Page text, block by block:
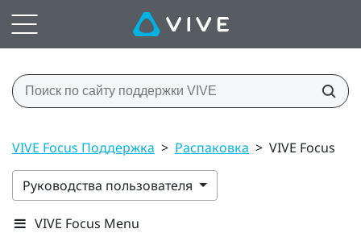
VIVE Focus Поддержка > Распаковка > VIVE Focus
Руководства пользователя
VIVE Focus Menu